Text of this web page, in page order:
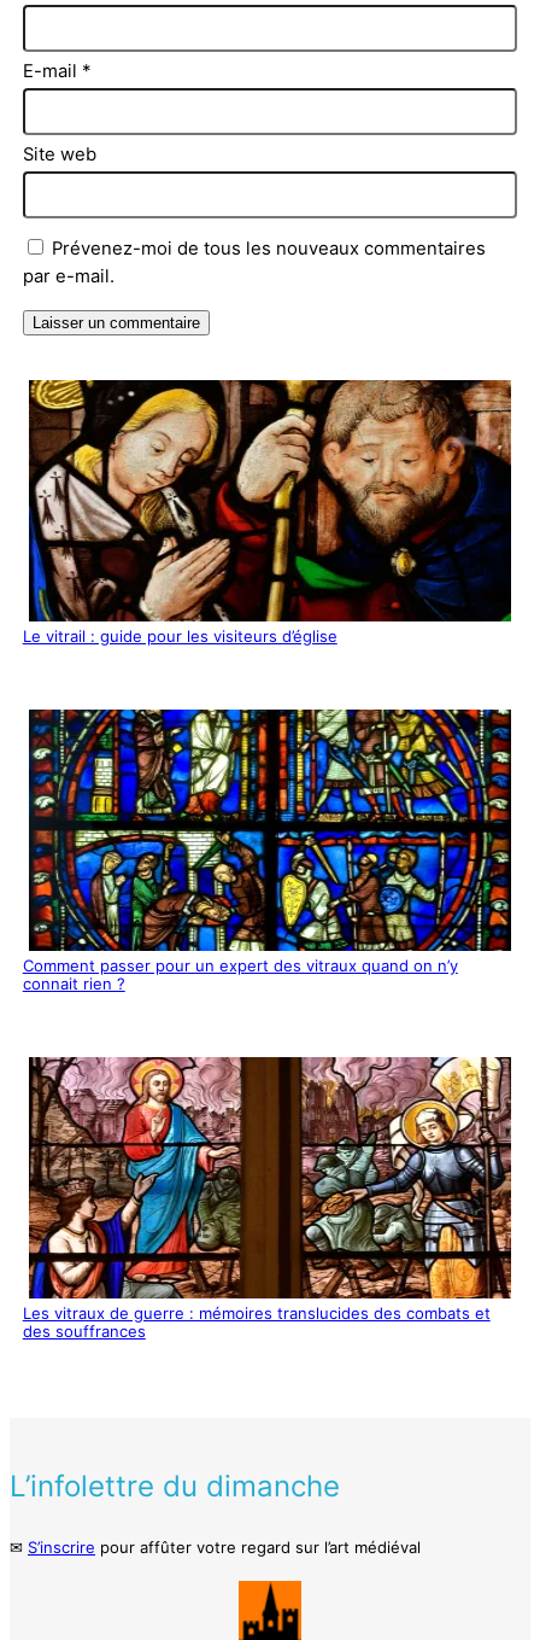
E-mail *
Site web
Prévenez-moi de tous les nouveaux commentaires
par e-mail.
Le vitrail : guide pour les visiteurs d’église
Comment passer pour un expert des vitraux quand on n’y
connait rien ?
Les vitraux de guerre : mémoires translucides des combats et
des souffrances
L’infolettre du dimanche
✉ S’inscrire pour affûter votre regard sur l’art médiéval